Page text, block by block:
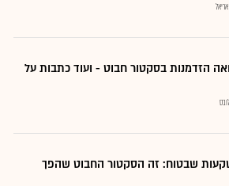
הזדמנות בסקטור חבוט - ועוד כתבות על
שבטוח: זה הסקטור החבוט שהפך